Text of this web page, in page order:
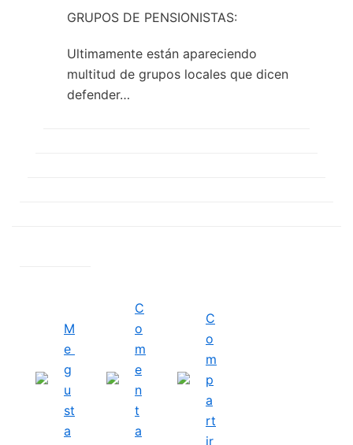
GRUPOS DE PENSIONISTAS:
Ultimamente están apareciendo
multitud de grupos locales que dicen
defender…
M
e
g
u
st
a
C
o
m
e
n
t
a
C
o
m
p
a
rt
ir